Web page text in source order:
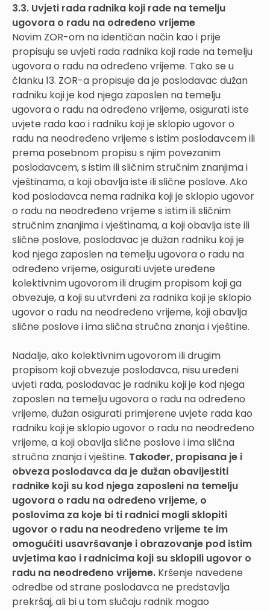
3.3. Uvjeti rada radnika koji rade na temelju
ugovora o radu na određeno vrijeme
Novim ZOR-om na identičan način kao i prije
propisuju se uvjeti rada radnika koji rade na temelju
ugovora o radu na određeno vrijeme. Tako se u
članku 13. ZOR-a propisuje da je poslodavac dužan
radniku koji je kod njega zaposlen na temelju
ugovora o radu na određeno vrijeme, osigurati iste
uvjete rada kao i radniku koji je sklopio ugovor o
radu na neodređeno vrijeme s istim poslodavcem ili
prema posebnom propisu s njim povezanim
poslodavcem, s istim ili sličnim stručnim znanjima i
vještinama, a koji obavlja iste ili slične poslove. Ako
kod poslodavca nema radnika koji je sklopio ugovor
o radu na neodređeno vrijeme s istim ili sličnim
stručnim znanjima i vještinama, a koji obavlja iste ili
slične poslove, poslodavac je dužan radniku koji je
kod njega zaposlen na temelju ugovora o radu na
određeno vrijeme, osigurati uvjete uređene
kolektivnim ugovorom ili drugim propisom koji ga
obvezuje, a koji su utvrđeni za radnika koji je sklopio
ugovor o radu na neodređeno vrijeme, koji obavlja
slične poslove i ima slična stručna znanja i vještine.
Nadalje, ako kolektivnim ugovorom ili drugim
propisom koji obvezuje poslodavca, nisu uređeni
uvjeti rada, poslodavac je radniku koji je kod njega
zaposlen na temelju ugovora o radu na određeno
vrijeme, dužan osigurati primjerene uvjete rada kao
radniku koji je sklopio ugovor o radu na neodređeno
vrijeme, a koji obavlja slične poslove i ima slična
stručna znanja i vještine. Također, propisana je i
obveza poslodavca da je dužan obavijestiti
radnike koji su kod njega zaposleni na temelju
ugovora o radu na određeno vrijeme, o
poslovima za koje bi ti radnici mogli sklopiti
ugovor o radu na neodređeno vrijeme te im
omogućiti usavršavanje i obrazovanje pod istim
uvjetima kao i radnicima koji su sklopili ugovor o
radu na neodređeno vrijeme. Kršenje navedene
odredbe od strane poslodavca ne predstavlja
prekršaj, ali bi u tom slučaju radnik mogao